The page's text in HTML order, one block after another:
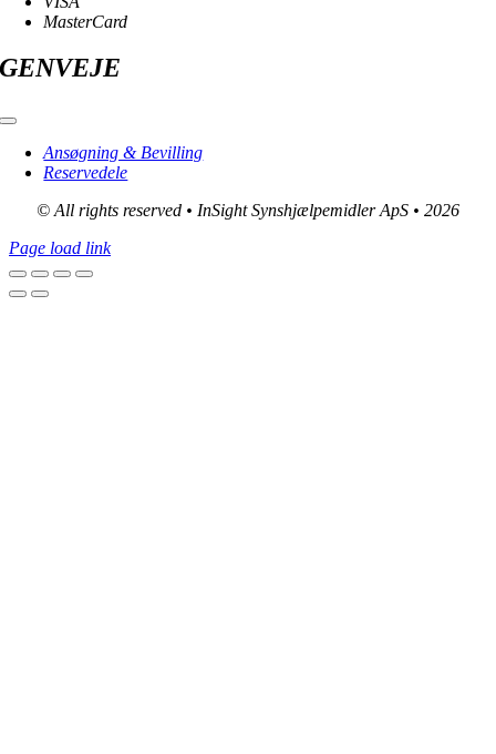
MasterCard
GENVEJE
Toggle
NavigationAnsøgning & Bevilling
Reservedele
© All rights reserved • InSight Synshjælpemidler ApS • 2026
Page load link